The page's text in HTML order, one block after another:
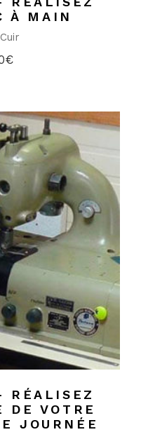
À MAIN
€
RÉALISEZ
DE VOTRE
JOURNÉE